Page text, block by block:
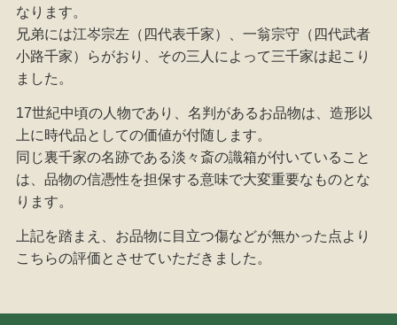
なります。
兄弟には江岑宗左（四代表千家）、一翁宗守（四代武者
小路千家）らがおり、その三人によって三千家は起こり
ました。
17世紀中頃の人物であり、名判があるお品物は、造形以
上に時代品としての価値が付随します。
同じ裏千家の名跡である淡々斎の識箱が付いていること
は、品物の信憑性を担保する意味で大変重要なものとな
ります。
上記を踏まえ、お品物に目立つ傷などが無かった点より
こちらの評価とさせていただきました。